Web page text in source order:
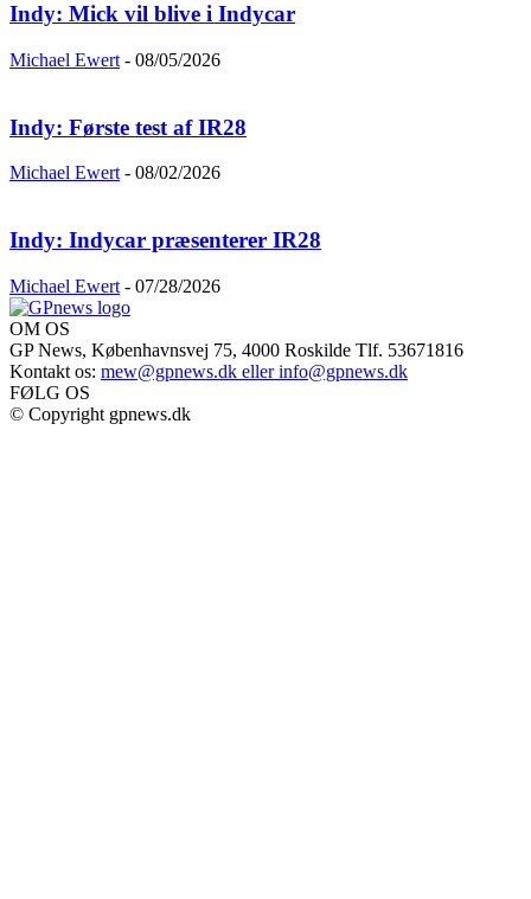
Indy: Mick vil blive i Indycar
Michael Ewert - 08/05/2026
Indy: Første test af IR28
Michael Ewert - 08/02/2026
Indy: Indycar præsenterer IR28
Michael Ewert - 07/28/2026
OM OS
GP News, Københavnsvej 75, 4000 Roskilde Tlf. 53671816
Kontakt os: mew@gpnews.dk eller info@gpnews.dk
FØLG OS
© Copyright gpnews.dk